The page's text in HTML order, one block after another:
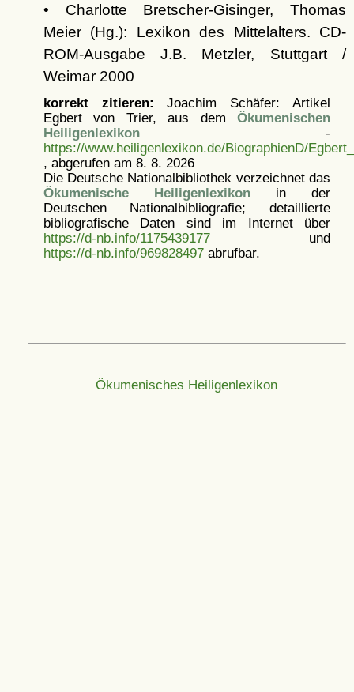
• Charlotte Bretscher-Gisinger, Thomas
Meier (Hg.): Lexikon des Mittelalters. CD-
ROM-Ausgabe J.B. Metzler, Stuttgart /
Weimar 2000
korrekt zitieren: Joachim Schäfer: Artikel
Egbert von Trier, aus dem Ökumenischen
Heiligenlexikon-
https://www.heiligenlexikon.de/BiographienD/
, abgerufen am 8. 8. 2026
Die Deutsche Nationalbibliothek verzeichnet das
Ökumenische Heiligenlexikonin der
Deutschen Nationalbibliografie; detaillierte
bibliografische Daten sind im Internet über
https://d-nb.info/1175439177und
https://d-nb.info/969828497abrufbar.
Ökumenisches Heiligenlexikon